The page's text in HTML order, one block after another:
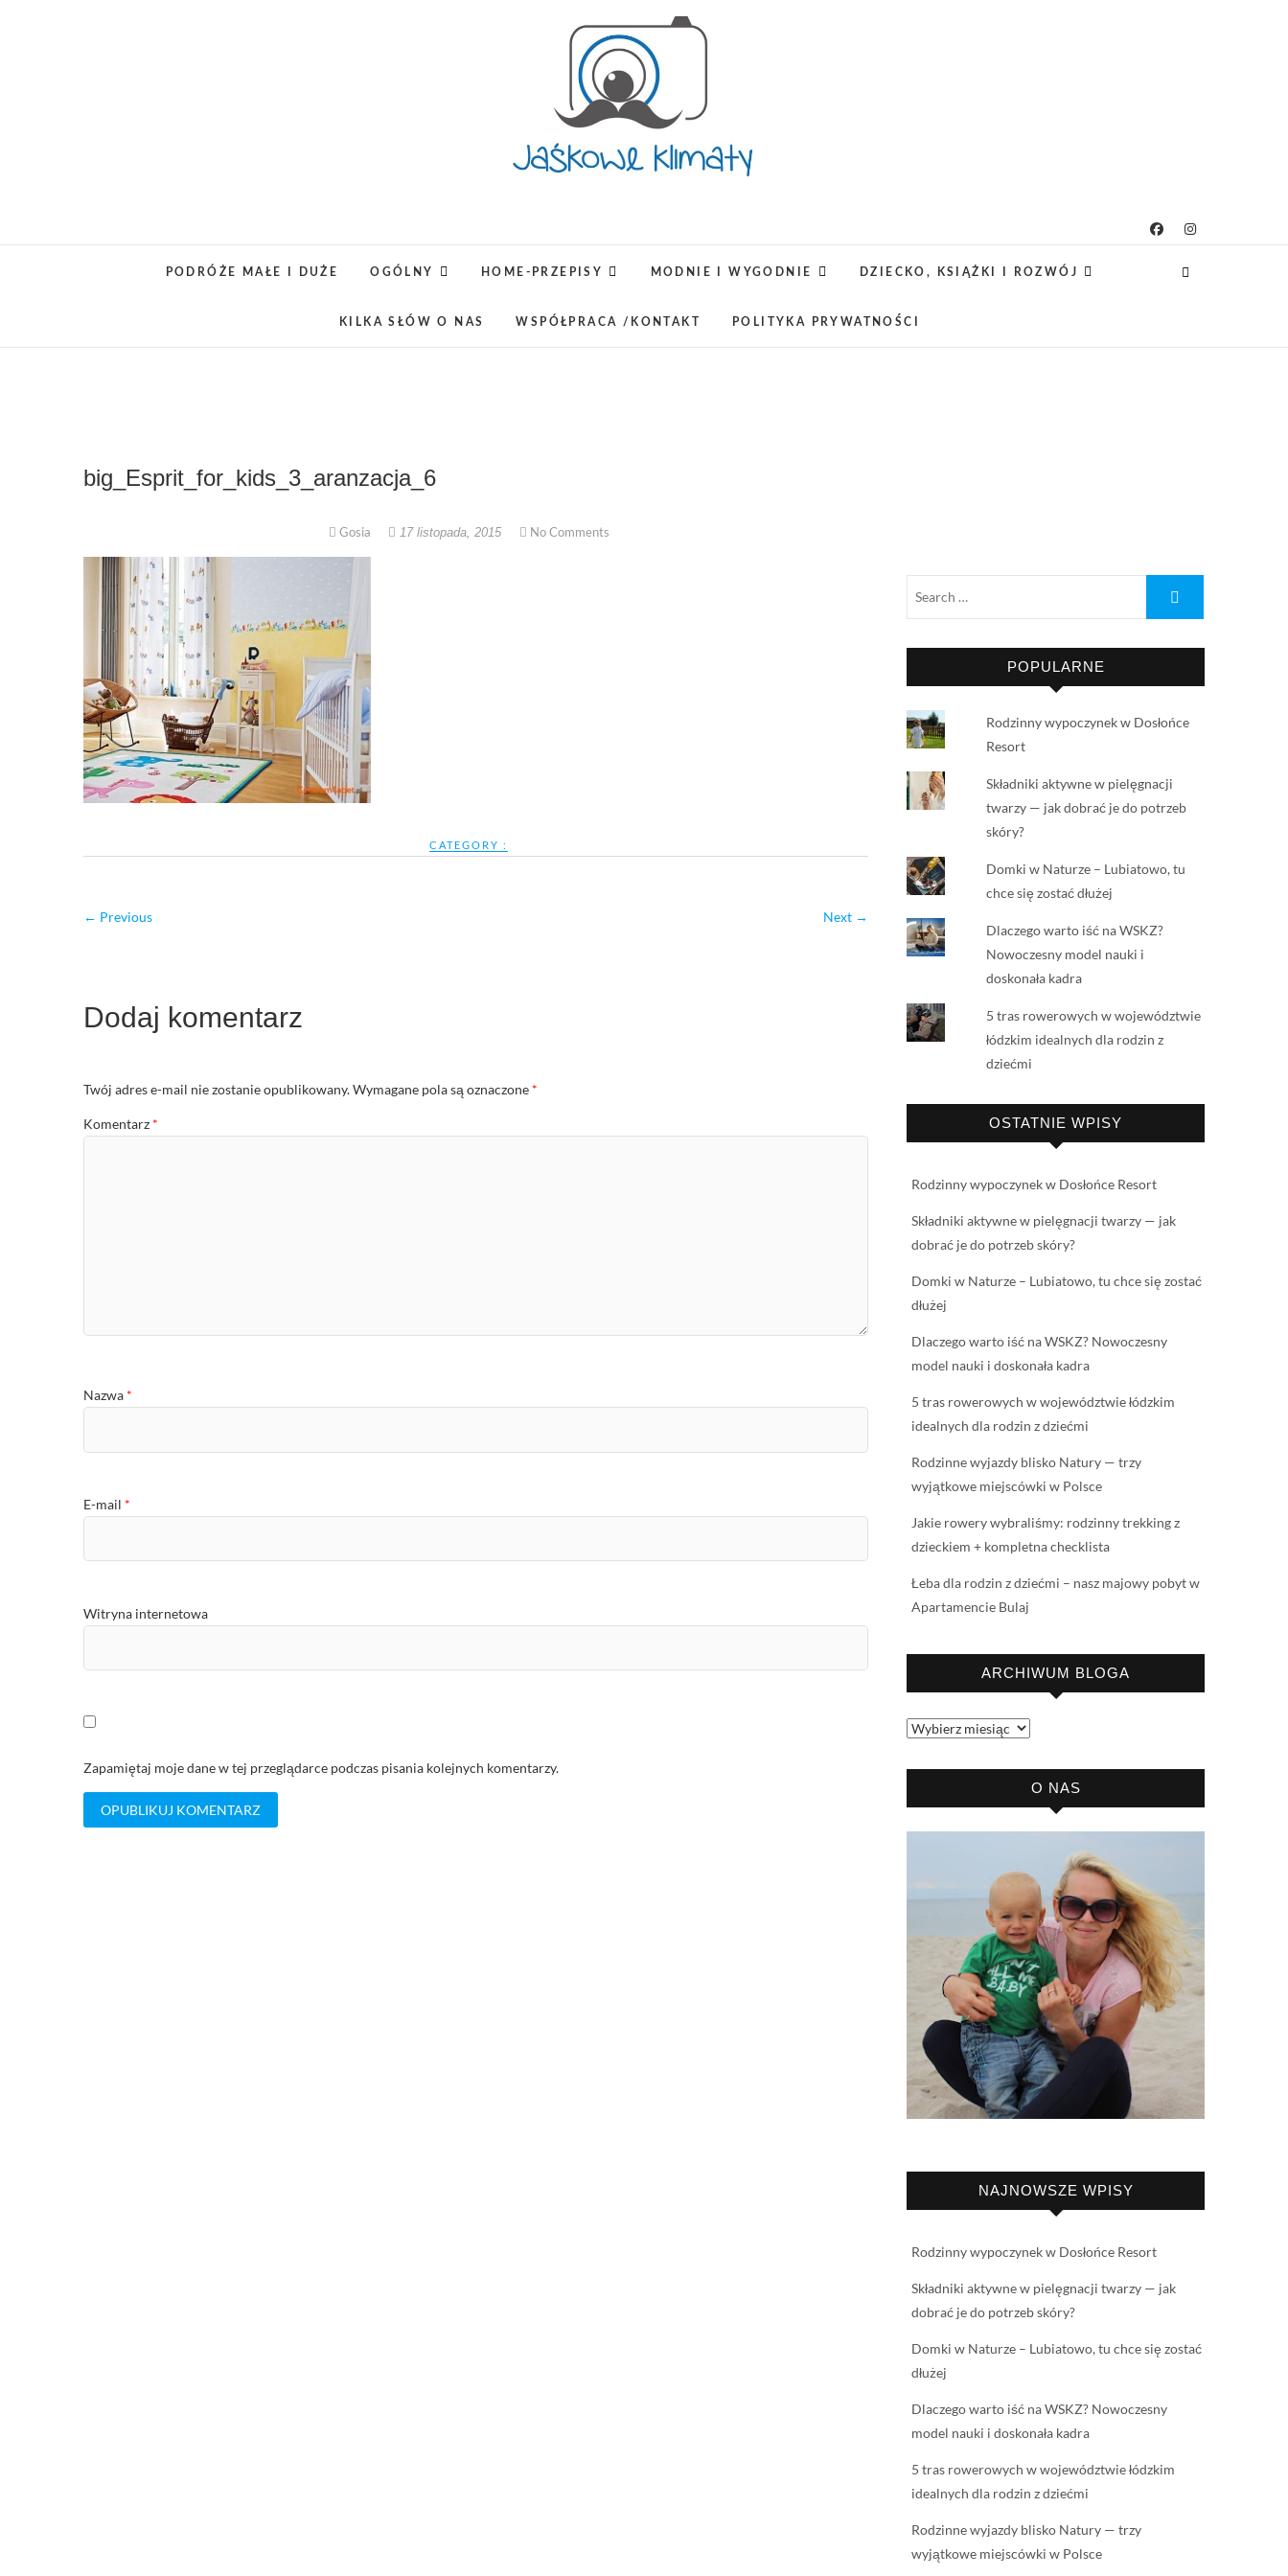
Jaśkowe klimaty-Blog rodzicielsko-lifestylowy
OPISUJEMY ŻYCIE. ZABAWA POŁĄCZONA Z NAUKĄ, CIEKAWE PROJEKTY DIY Z DZIECKIEM,
PODRÓŻE MAŁE I DUŻE OGÓLNY HOME-PRZEPISY MODNIE I WYGODNIE DZIECKO, KSIĄŻKI I ROZWÓJ
KILKA SŁÓW O NAS WSPÓŁPRACA /KONTAKT POLITYKA PRYWATNOŚCI
big_Esprit_for_kids_3_aranzacja_6
Gosia 17 listopada, 2015 No Comments
CATEGORY :
← Previous Next →
Dodaj komentarz
Twój adres e-mail nie zostanie opublikowany.Wymagane pola są oznaczone *
Komentarz *
Nazwa *
E-mail *
Witryna internetowa
Zapamiętaj moje dane w tej przeglądarce podczas pisania kolejnych komentarzy.
POPULARNE
Rodzinny wypoczynek w Dosłońce
Resort
Składniki aktywne w pielęgnacji
twarzy — jak dobrać je do potrzeb
skóry?
Domki w Naturze – Lubiatowo, tu
chce się zostać dłużej
Dlaczego warto iść na WSKZ?
Nowoczesny model nauki i
doskonała kadra
5 tras rowerowych w województwie
łódzkim idealnych dla rodzin z
dziećmi
OSTATNIE WPISY
Rodzinny wypoczynek w Dosłońce Resort
Składniki aktywne w pielęgnacji twarzy — jak
dobrać je do potrzeb skóry?
Domki w Naturze – Lubiatowo, tu chce się zostać
dłużej
Dlaczego warto iść na WSKZ? Nowoczesny
model nauki i doskonała kadra
5 tras rowerowych w województwie łódzkim
idealnych dla rodzin z dziećmi
Rodzinne wyjazdy blisko Natury — trzy
wyjątkowe miejscówki w Polsce
Jakie rowery wybraliśmy: rodzinny trekking z
dzieckiem + kompletna checklista
Łeba dla rodzin z dziećmi – nasz majowy pobyt w
Apartamencie Bulaj
ARCHIWUM BLOGA
Archiwum
O NAS
NAJNOWSZE WPISY
Rodzinny wypoczynek w Dosłońce Resort
Składniki aktywne w pielęgnacji twarzy — jak
dobrać je do potrzeb skóry?
Domki w Naturze – Lubiatowo, tu chce się zostać
dłużej
Dlaczego warto iść na WSKZ? Nowoczesny
model nauki i doskonała kadra
5 tras rowerowych w województwie łódzkim
idealnych dla rodzin z dziećmi
Rodzinne wyjazdy blisko Natury — trzy
wyjątkowe miejscówki w Polsce